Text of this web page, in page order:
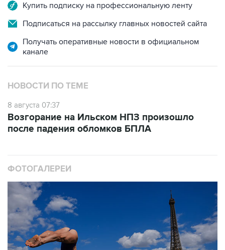
Купить подписку на профессиональную ленту
Подписаться на рассылку главных новостей сайта
Получать оперативные новости в официальном
канале
НОВОСТИ ПО ТЕМЕ
8 августа 07:37
Возгорание на Ильском НПЗ произошло
после падения обломков БПЛА
ФОТОГАЛЕРЕИ